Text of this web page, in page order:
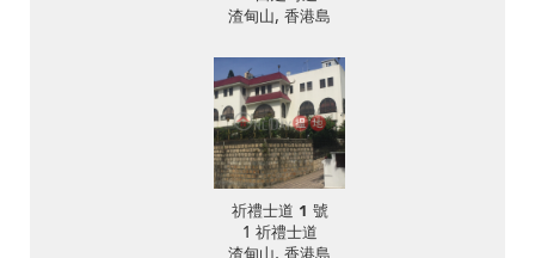
渣甸山, 香港島
祈禮士道 1 號
1 祈禮士道